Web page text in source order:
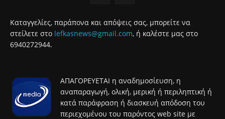
Καταγγελίες, παράπονα και απόψεις σας, μπορείτε να
στείλετε στο lefkasnews@gmail.com, ή καλέστε μας στο
6940272944.
ΑΠΑΓΟΡΕΥΕΤΑΙ η αναδημοσίευση, η
αναπαραγωγή, ολική, μερική ή περιληπτική ή
κατά παράφραση ή διασκευή απόδοση του
περιεχομένου του παρόντος web site με